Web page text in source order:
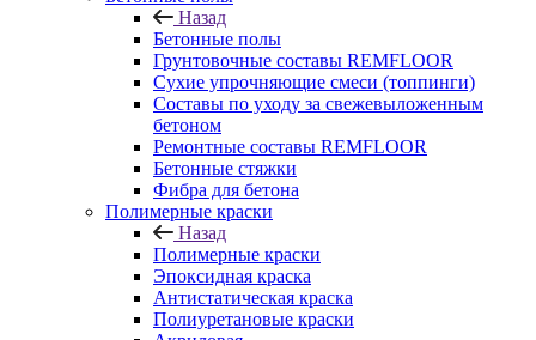
Назад
Бетонные полы
Грунтовочные составы REMFLOOR
Сухие упрочняющие смеси (топпинги)
Составы по уходу за свежевыложенным
бетоном
Ремонтные составы REMFLOOR
Бетонные стяжки
Фибра для бетона
Полимерные краски
Назад
Полимерные краски
Эпоксидная краска
Антистатическая краска
Полиуретановые краски